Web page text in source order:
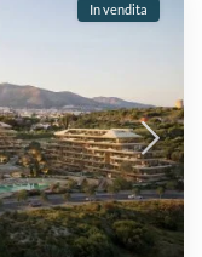
In vendita